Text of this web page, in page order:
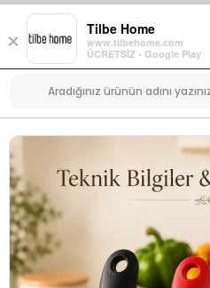
×
Tilbe Home
www.tilbehome.com
ÜCRETSİZ - Google Play
Menü